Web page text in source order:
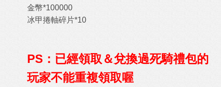
金幣*100000
冰甲捲軸碎片*10
PS：已經領取＆兌換過死騎禮包的
玩家不能重複領取喔